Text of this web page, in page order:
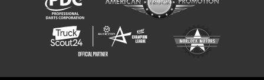
Cisterne Identificação Matrícula: C536732 = Informações da
empresa = Para mais informações sobre este equipamento,
contacte: ou envie um e-mail para: . Dodpfxsyvgmho Akbock Uma
visão geral completa do nosso stock pode ser encontrada em: .
Não se esqueça de se inscrever na nossa newsletter para